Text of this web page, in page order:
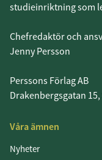
studieinriktning som
Chefredaktör och
Jenny Persson
Perssons Förlag AB
Drakenbergsgatan
Våra ämnen
Nyheter